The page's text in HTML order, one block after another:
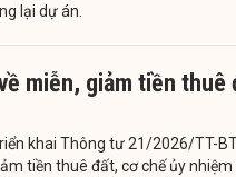
lại dự án.
miễn, giảm tiền thuê
khai Thông tư 21/2026/TT-
tiền thuê đất, cơ chế ủy